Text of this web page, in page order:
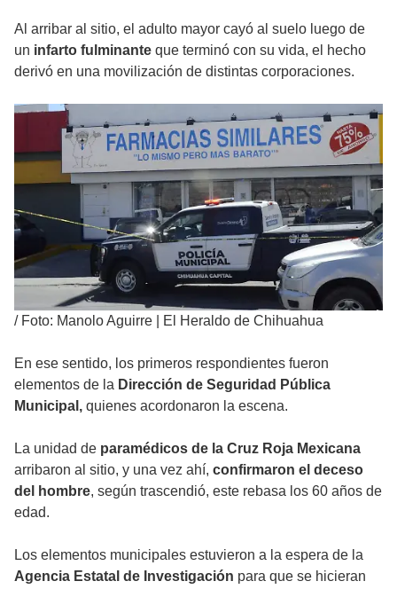
Al arribar al sitio, el adulto mayor cayó al suelo luego de
un infarto fulminante que terminó con su vida, el hecho
derivó en una movilización de distintas corporaciones.
/ Foto: Manolo Aguirre | El Heraldo de Chihuahua
En ese sentido, los primeros respondientes fueron
elementos de la Dirección de Seguridad Pública
Municipal, quienes acordonaron la escena.
La unidad de paramédicos de la Cruz Roja Mexicana
arribaron al sitio, y una vez ahí, confirmaron el deceso
del hombre, según trascendió, este rebasa los 60 años de
edad.
Los elementos municipales estuvieron a la espera de la
Agencia Estatal de Investigación para que se hicieran